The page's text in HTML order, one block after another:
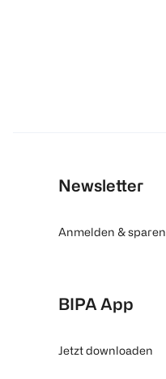
Newsletter
Anmelden & sparen
BIPA App
Jetzt downloaden